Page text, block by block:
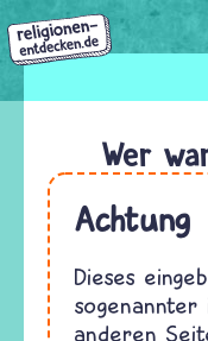
Direkt
zum
Inhalt
Wer
Achtung
Dieses
anderen